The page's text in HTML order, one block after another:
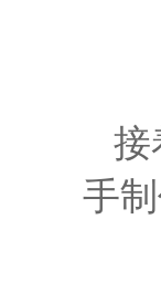
接
手